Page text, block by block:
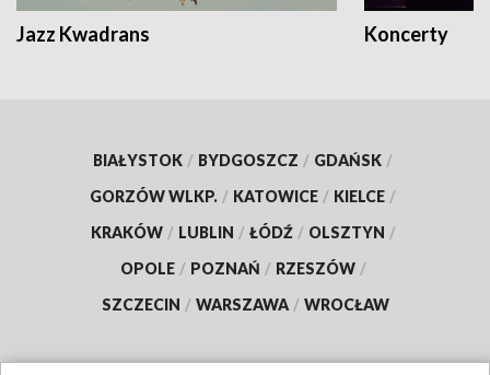
Jazz Kwadrans Koncerty
BIAŁYSTOK / BYDGOSZCZ / GDAŃSK /
GORZÓW WLKP. / KATOWICE / KIELCE /
KRAKÓW / LUBLIN / ŁÓDŹ / OLSZTYN /
OPOLE / POZNAŃ / RZESZÓW /
SZCZECIN / WARSZAWA / WROCŁAW